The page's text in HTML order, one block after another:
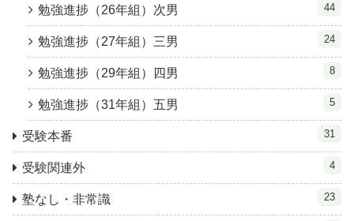
勉強進捗（26年組）次男 44
勉強進捗（27年組）三男 24
勉強進捗（29年組）四男 8
勉強進捗（31年組）五男 5
受験本番 31
受験関連外 4
塾なし・非常識 23